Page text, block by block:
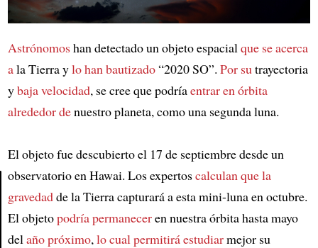
Article
Astrónomoshan detectado un objeto espacial que se acerca
ala Tierra ylo han bautizado“2020 SO”. Por su trayectoria
ybaja velocidad, se cree que podríaentrar en órbita
alrededor denuestro planeta, como una segunda luna.
El objeto fue descubierto el 17 de septiembre desde un
observatorio en Hawai. Los expertoscalculan que la
gravedadde la Tierra capturará a esta mini-luna en octubre.
El objetopodría permaneceren nuestra órbita hasta mayo
del año próximo, lo cual permitirá estudiarmejor su